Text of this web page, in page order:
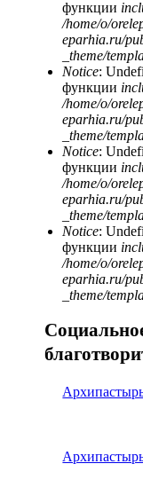
функции
/home/o/
eparhia.ru/
_theme/
Notice:
функции
/home/o/
eparhia.ru/
_theme/
Notice:
функции
/home/o/
eparhia.ru/
_theme/
Notice:
функции
/home/o/
eparhia.ru/
_theme/